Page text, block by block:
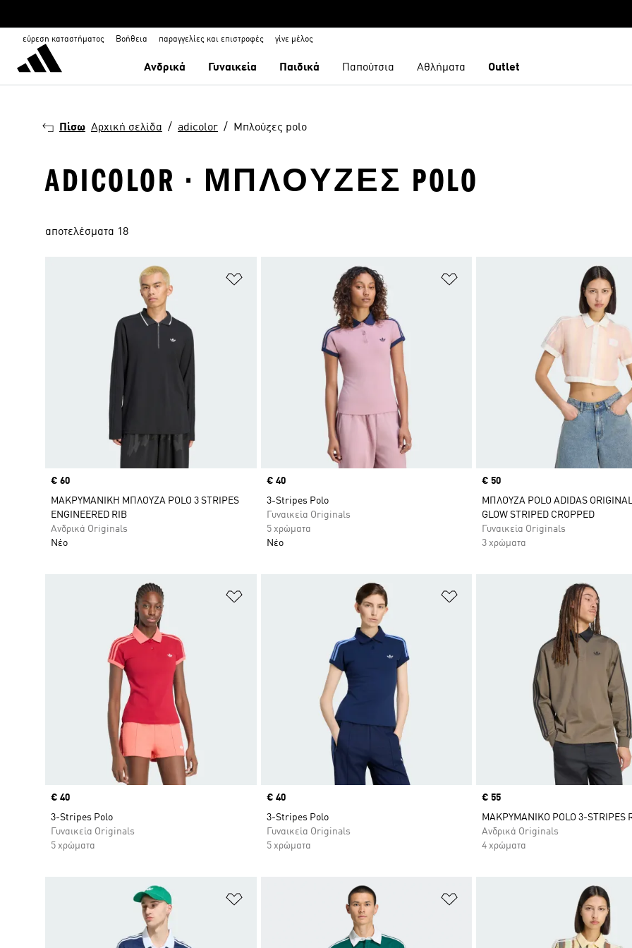
εύρεση καταστήματος Βοήθεια παραγγελίες και επιστροφές γίνε μέλος
Ανδρικά Γυναικεία Παιδικά Παπούτσια Αθλήματα Outlet
Πίσω Αρχική σελίδα adicolor Μπλούζες polo
ADICOLOR · ΜΠΛΟΎΖΕΣ POLO
αποτελέσματα 18
Προσθήκη στη Λίστα Επιθυμιών
Price
€ 60
ΜΑΚΡΥΜΑΝΙΚΗ ΜΠΛΟΥΖΑ POLO 3 STRIPES
ENGINEERED RIB
Ανδρικά Originals
Νέο
Προσθήκη στη Λίστα Επιθυμιών
Price
€ 40
3-Stripes Polo
Γυναικεία Originals
5 χρώματα
Νέο
Price
€ 50
ΜΠΛΟΥΖΑ POLO ADIDAS
GLOW STRIPED CROPPED
Γυναικεία Originals
3 χρώματα
Προσθήκη στη Λίστα Επιθυμιών
Price
€ 40
3-Stripes Polo
Γυναικεία Originals
5 χρώματα
Προσθήκη στη Λίστα Επιθυμιών
Price
€ 40
3-Stripes Polo
Γυναικεία Originals
5 χρώματα
Price
€ 55
ΜΑΚΡΥΜΑΝΙΚΟ POLO 3-STRIPES
Ανδρικά Originals
4 χρώματα
Προσθήκη στη Λίστα Επιθυμιών Προσθήκη στη Λίστα Επιθυμιών